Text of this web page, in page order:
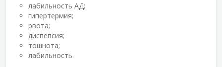
лабильность АД;
гипертермия;
рвота;
диспепсия;
тошнота;
лабильность.